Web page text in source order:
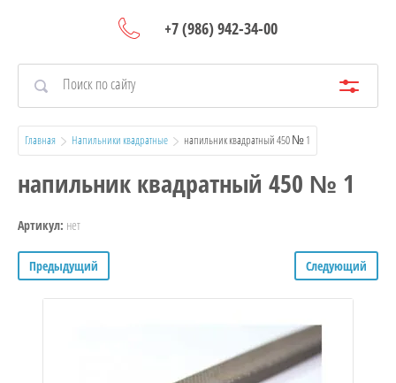
+7 (986) 942-34-00
Главная Напильники квадратные
  напильник квадратный 450 № 1
напильник квадратный 450 № 1
Артикул: нет
Предыдущий Следующий